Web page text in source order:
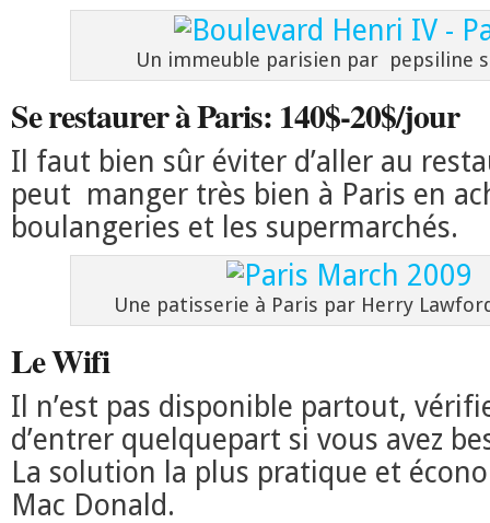
Un immeuble parisien par pepsiline
Se restaurer à Paris: 140$-20$/jour
Il faut bien sûr éviter d’aller au
peut manger très bien à Paris en
boulangeries et les supermarchés.
Une patisserie à Paris par Herry
Le Wifi
Il n’est pas disponible partout,
d’entrer quelquepart si vous avez
La solution la plus pratique et
Mac Donald.